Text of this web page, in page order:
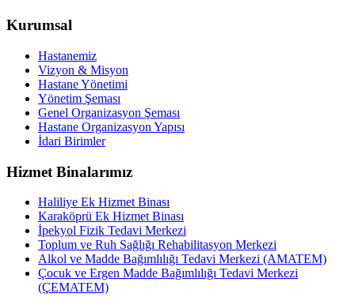
Kurumsal
Hastanemiz
Vizyon & Misyon
Hastane Yönetimi
Yönetim Şeması
Genel Organizasyon Şeması
Hastane Organizasyon Yapısı
İdari Birimler
Hizmet Binalarımız
Haliliye Ek Hizmet Binası
Karaköprü Ek Hizmet Binası
İpekyol Fizik Tedavi Merkezi
Toplum ve Ruh Sağlığı Rehabilitasyon Merkezi
Alkol ve Madde Bağımlılığı Tedavi Merkezi (AMATEM)
Çocuk ve Ergen Madde Bağımlılığı Tedavi Merkezi
(ÇEMATEM)